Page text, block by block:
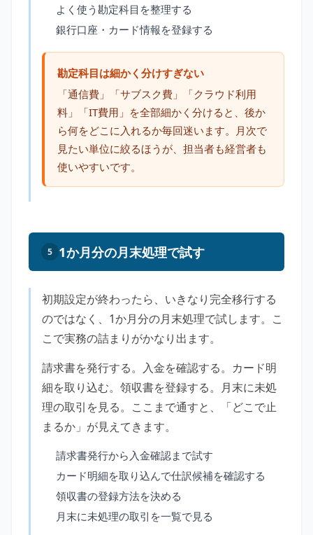
よく使う勘定科目を整理する
銀行口座・カード情報を登録する
勘定科目は細かく分けすぎない
「通信費」「サブスク費」「クラウド利用
料」「IT費用」を全部細かく分けると、後か
ら何をどこに入れるか毎回迷います。月次で
見たい単位に絞るほうが、担当者も経営者も
使いやすいです。
5 1か月分の月末処理で試す
初期設定が終わったら、いきなり完全移行する
のではなく、1か月分の月末処理で試します。こ
こで実務の詰まりがかなり出ます。
請求書を発行する。入金を確認する。カード明
細を取り込む。領収書を登録する。月末に未処
理の取引を見る。ここまで通すと、「どこで止
まるか」が見えてきます。
請求書発行から入金確認まで試す
カード明細を取り込んで仕訳候補を確認する
領収書の登録方法を決める
月末に未処理の取引を一覧で見る